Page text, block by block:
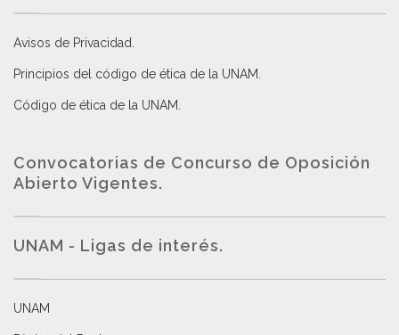
Avisos de Privacidad
Principios del código de ética de la UNAM
Código de ética de la UNAM
Convocatorias de Concurso de Oposición
Abierto Vigentes.
UNAM - Ligas de interés.
UNAM